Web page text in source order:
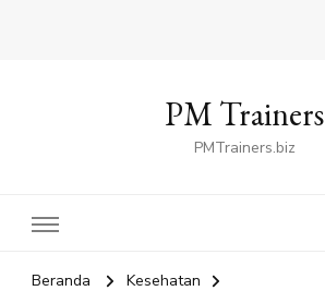
PM Trainers
PMTrainers.biz
Beranda
Kesehatan